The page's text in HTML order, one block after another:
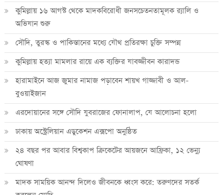
কুমিল্লায় ১৬ আগস্ট থেকে মাদকবিরোধী জনসচেতনতামূলক র‍্যালি ও
অভিযান শুরু
সৌদি, তুরস্ক ও পাকিস্তানের মধ্যে যৌথ প্রতিরক্ষা চুক্তি সম্পন্ন
কুমিল্লায় হত্যা মামলার রায়ে এক ব্যক্তির যাবজ্জীবন কারাদন্ড
হারামাইনে আজ জুমার নামাজ পড়াবেন শায়খ গাজ্জাবী ও আল-
বুওয়াইজান
এরদোয়ানের সঙ্গে সৌদি যুবরাজের ফোনালাপ, যে আলোচনা হলো
ঢাকায় অস্ট্রেলিয়ান এডুকেশন এক্সপো অনুষ্ঠিত
২৪ বছর পর আবার বিশ্বকাপ ক্রিকে‌টের আয়জনে আফ্রিকা, ১২ ভেন্যু
ঘোষণা
মাদক সাময়িক আনন্দ দিলেও জীবনকে ধ্বংস করে: তরুণদের সতর্ক